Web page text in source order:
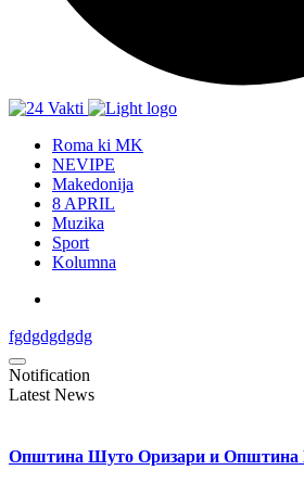
Roma ki MK
NEVIPE
Makedonija
8 APRIL
Muzika
Sport
Kolumna
fgdgdgdgdg
Notification
Latest News
Општина Шуто Оризари и Општина